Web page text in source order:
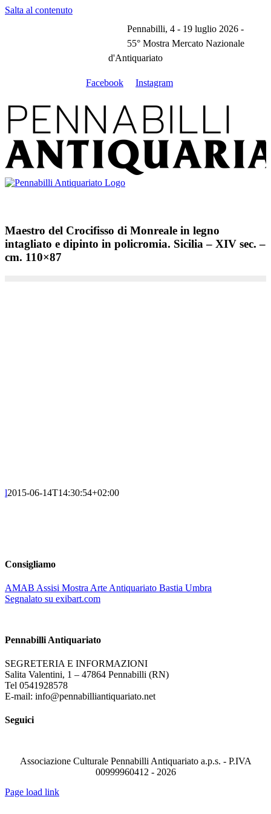
Salta al contenuto
Pennabilli, 4 - 19 luglio 2026 -
55° Mostra Mercato Nazionale
d'Antiquariato
Facebook Instagram
Maestro del Crocifisso di Monreale in legno
intagliato e dipinto in policromia. Sicilia – XIV sec. –
cm. 110×87
l2015-06-14T14:30:54+02:00
Consigliamo
AMAB Assisi Mostra Arte Antiquariato Bastia Umbra
Segnalato su exibart.com
Pennabilli Antiquariato
SEGRETERIA E INFORMAZIONI
Salita Valentini, 1 – 47864 Pennabilli (RN)
Tel 0541928578
E-mail: info@pennabilliantiquariato.net
Seguici
Associazione Culturale Pennabilli Antiquariato a.p.s. - P.IVA
00999960412 - 2026
Page load link